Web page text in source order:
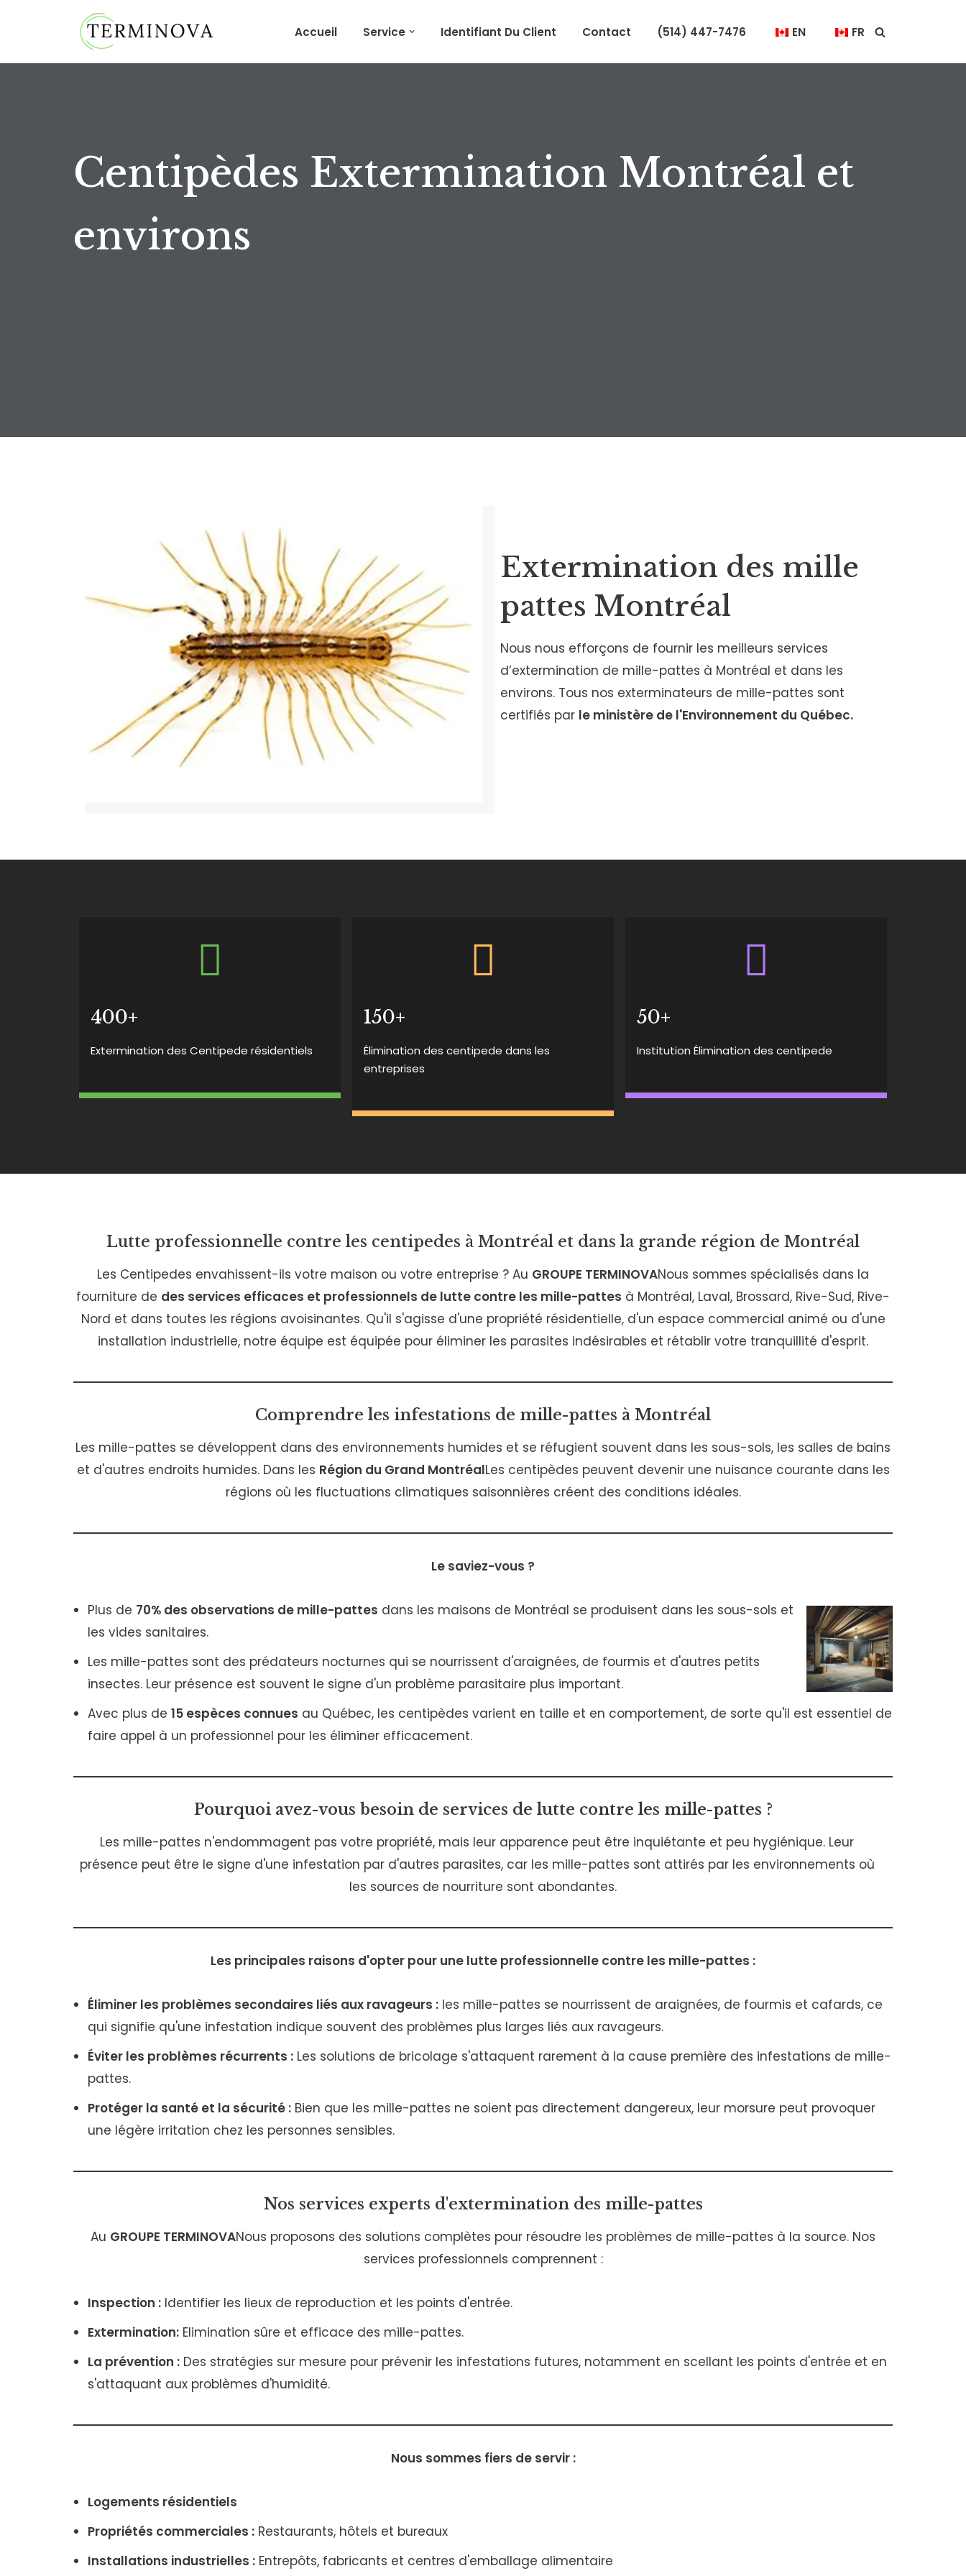
au
Accueil Service Identifiant Du Client Contact (514) 447-7476 EN FR
Centipèdes Extermination Montréal et
environs
Extermination des mille
pattes Montréal
Nous nous efforçons de fournir les meilleurs services
d’extermination de mille-pattes à Montréal et dans les
environs. Tous nos exterminateurs de mille-pattes sont
certifiés par le ministère de l'Environnement du Québec.
400+
Extermination des Centipede résidentiels
150+
Élimination des centipede dans les
entreprises
50+
Institution Élimination des centipede
Lutte professionnelle contre les centipedes à Montréal et dans la grande région de Montréal
Les Centipedes envahissent-ils votre maison ou votre entreprise ? Au GROUPE TERMINOVANous sommes spécialisés dans la
fourniture de des services efficaces et professionnels de lutte contre les mille-pattes à Montréal, Laval, Brossard, Rive-Sud, Rive-
Nord et dans toutes les régions avoisinantes. Qu'il s'agisse d'une propriété résidentielle, d'un espace commercial animé ou d'une
installation industrielle, notre équipe est équipée pour éliminer les parasites indésirables et rétablir votre tranquillité d'esprit.
Comprendre les infestations de mille-pattes à Montréal
Les mille-pattes se développent dans des environnements humides et se réfugient souvent dans les sous-sols, les salles de bains
et d'autres endroits humides. Dans les Région du Grand MontréalLes centipèdes peuvent devenir une nuisance courante dans les
régions où les fluctuations climatiques saisonnières créent des conditions idéales.
Le saviez-vous ?
Plus de 70% des observations de mille-pattes dans les maisons de Montréal se produisent dans les sous-sols et
les vides sanitaires.
Les mille-pattes sont des prédateurs nocturnes qui se nourrissent d'araignées, de fourmis et d'autres petits
insectes. Leur présence est souvent le signe d'un problème parasitaire plus important.
Avec plus de 15 espèces connues au Québec, les centipèdes varient en taille et en comportement, de sorte qu'il est essentiel de
faire appel à un professionnel pour les éliminer efficacement.
Pourquoi avez-vous besoin de services de lutte contre les mille-pattes ?
Les mille-pattes n'endommagent pas votre propriété, mais leur apparence peut être inquiétante et peu hygiénique. Leur
présence peut être le signe d'une infestation par d'autres parasites, car les mille-pattes sont attirés par les environnements où
les sources de nourriture sont abondantes.
Les principales raisons d'opter pour une lutte professionnelle contre les mille-pattes :
Éliminer les problèmes secondaires liés aux ravageurs : les mille-pattes se nourrissent de araignées, de fourmis et cafards, ce
qui signifie qu'une infestation indique souvent des problèmes plus larges liés aux ravageurs.
Éviter les problèmes récurrents : Les solutions de bricolage s'attaquent rarement à la cause première des infestations de mille-
pattes.
Protéger la santé et la sécurité : Bien que les mille-pattes ne soient pas directement dangereux, leur morsure peut provoquer
une légère irritation chez les personnes sensibles.
Nos services experts d'extermination des mille-pattes
Au GROUPE TERMINOVANous proposons des solutions complètes pour résoudre les problèmes de mille-pattes à la source. Nos
services professionnels comprennent :
Inspection : Identifier les lieux de reproduction et les points d'entrée.
Extermination: Elimination sûre et efficace des mille-pattes.
La prévention : Des stratégies sur mesure pour prévenir les infestations futures, notamment en scellant les points d'entrée et en
s'attaquant aux problèmes d'humidité.
Nous sommes fiers de servir :
Logements résidentiels
Propriétés commerciales : Restaurants, hôtels et bureaux
Installations industrielles : Entrepôts, fabricants et centres d'emballage alimentaire